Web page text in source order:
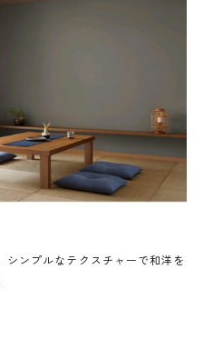
シンプルなテクスチャーで和洋を